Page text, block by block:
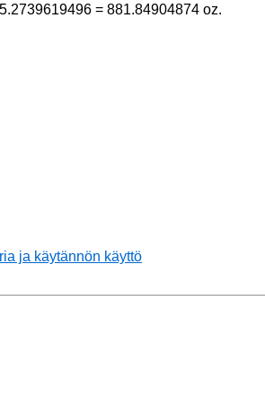
= 881.84904874 oz.
ja käytännön käyttö